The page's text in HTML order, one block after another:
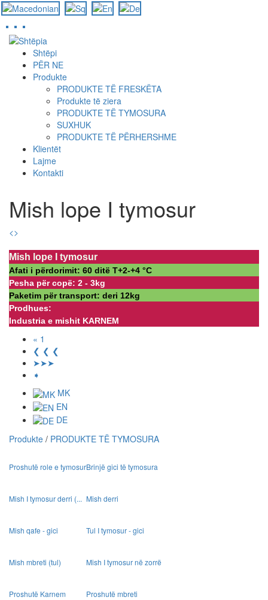
Skip
content
Shtëpi
PËR NE
Produkte
PRODUKTE TË FRESKËTA
Produkte të ziera
PRODUKTE TË TYMOSURA
SUXHUK
PRODUKTE TË PËRHERSHME
Klientët
Lajme
Kontakti
Mish lope I tymosur
<>
Mish lope I tymosur
Afati i përdorimit: 60 ditë Т+2-+4 °С
Pesha për copë: 2 - 3kg
Paketim për transport: deri 12kg
Prodhues:
Industria e mishit KARNEM
« 1
❮ ❮ ❮
➤➤➤
➧
MK
EN
DE
Produkte / PRODUKTE TË TYMOSURA
Proshutë role e tymosurBrinjë gici të tymosura
Mish I tymosur derri (... Mish derri
Mish qafe - gici Tul I tymosur - gici
Mish mbreti (tul) Mish I tymosur në zorrë
Proshutë Karnem Proshutë mbreti